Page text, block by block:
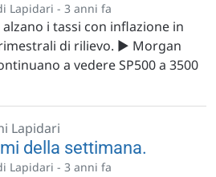
Lapidari - 3 anni fa
i tassi con inflazione in
di rilievo. ▶️ Morgan
a vedere SP500 a 3500
Lapidari
della settimana.
Lapidari - 3 anni fa